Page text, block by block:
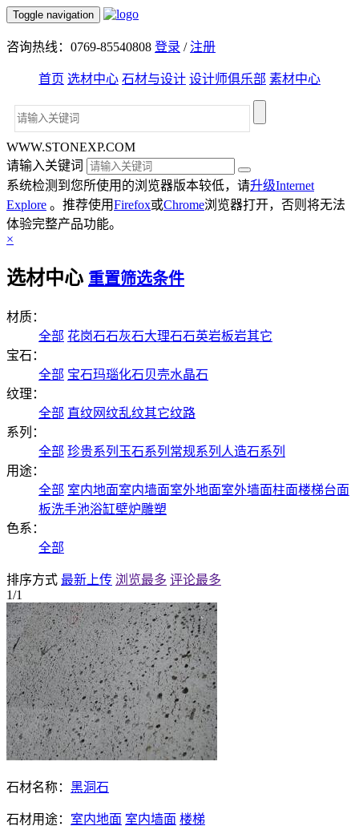
Toggle navigation
咨询热线：0769-85540808 登录 /注册
首页 选材中心 石材与设计 设计师俱乐部 素材中心
WWW.STONEXP.COM
请输入关键词
系统检测到您所使用的浏览器版本较低，请升级Internet
Explore 。推荐使用Firefox或Chrome浏览器打开，否则将无法
体验完整产品功能。
×
选材中心 重置筛选条件
材质：
全部 花岗石石灰石大理石石英岩板岩其它
宝石：
全部 宝石玛瑙化石贝壳水晶石
纹理：
全部 直纹网纹乱纹其它纹路
系列：
全部 珍贵系列 玉石系列 常规系列 人造石系列
用途：
全部 室内地面室内墙面室外地面室外墙面柱面楼梯台面
板洗手池浴缸壁炉雕塑
色系：
全部
排序方式 最新上传 浏览最多 评论最多
1/1
石材名称： 黑洞石
石材用途： 室内地面 室内墙面 楼梯